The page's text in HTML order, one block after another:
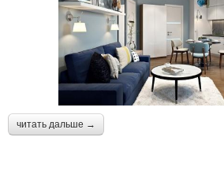
читать дальше →